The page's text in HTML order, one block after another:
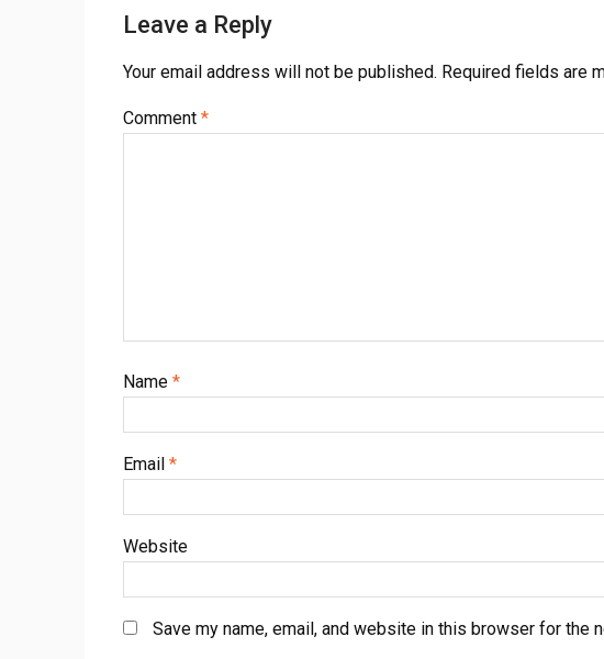
Leave a Reply
Your email address will not be published. Required fields are
Comment *
Name *
Email *
Website
Save my name, email, and website in this browser for the